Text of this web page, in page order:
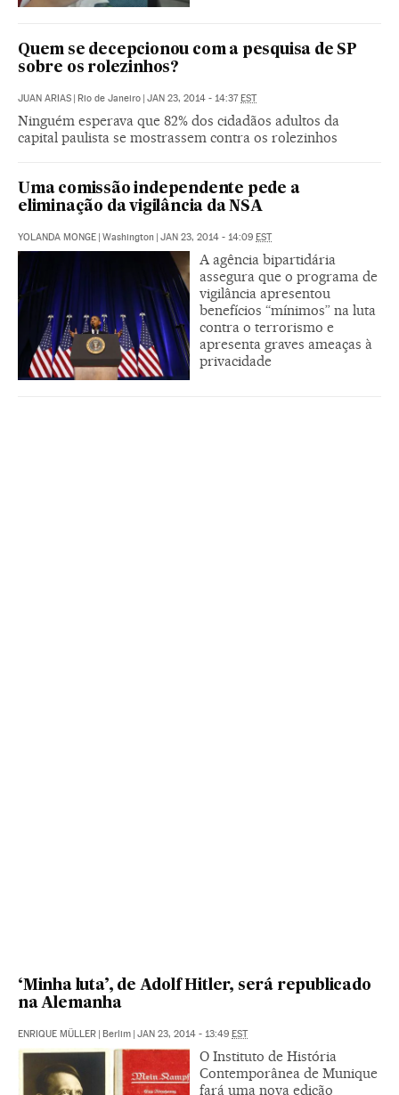
Quem se decepcionou com a pesquisa de SP
sobre os rolezinhos?
JUAN ARIAS | Rio de Janeiro | JAN 23, 2014 - 14:37EST
Ninguém esperava que 82% dos cidadãos adultos da
capital paulista se mostrassem contra os rolezinhos
Uma comissão independente pede a
eliminação da vigilância da NSA
YOLANDA MONGE | Washington | JAN 23, 2014 - 14:09 EST
A agência bipartidária
assegura que o programa de
vigilância apresentou
benefícios “mínimos” na luta
contra o terrorismo e
apresenta graves ameaças à
privacidade
‘Minha luta’, de Adolf Hitler, será republicado
na Alemanha
ENRIQUE MÜLLER | Berlim | JAN 23, 2014 - 13:49 EST
O Instituto de História
Contemporânea de Munique
fará uma nova edição